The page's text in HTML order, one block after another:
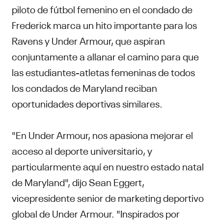
piloto de fútbol femenino en el condado de
Frederick marca un hito importante para los
Ravens y Under Armour, que aspiran
conjuntamente a allanar el camino para que
las estudiantes-atletas femeninas de todos
los condados de Maryland reciban
oportunidades deportivas similares.
"En Under Armour, nos apasiona mejorar el
acceso al deporte universitario, y
particularmente aquí en nuestro estado natal
de Maryland", dijo Sean Eggert,
vicepresidente senior de marketing deportivo
global de Under Armour. "Inspirados por